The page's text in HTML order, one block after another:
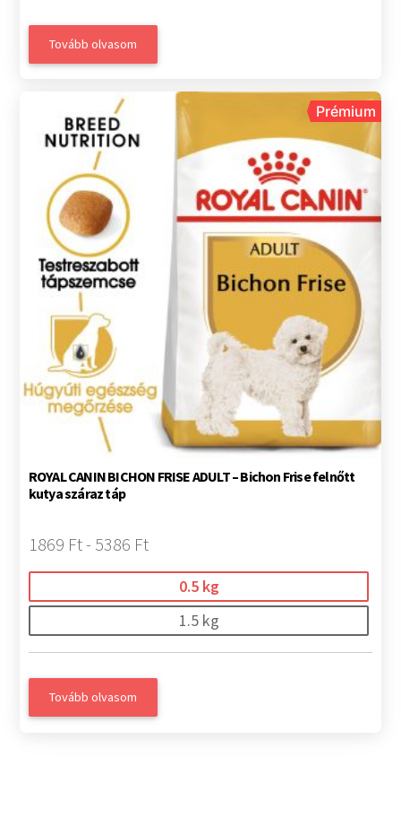
Tovább olvasom
Prémium
ROYAL CANIN BICHON FRISE ADULT – Bichon Frise felnőtt
kutya száraz táp
1869 Ft - 5386 Ft
0.5 kg
1.5 kg
Tovább olvasom